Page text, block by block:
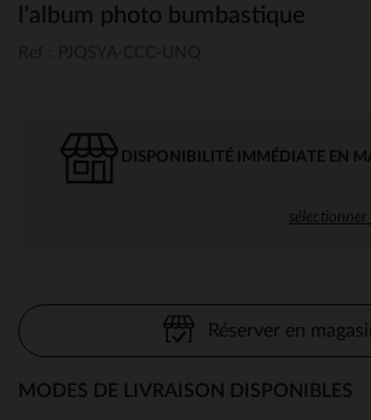
l'album photo bumbastique
DISPONIBILITÉ IMMÉDIATE EN
Réserver en
MODES DE LIVRAISON DISPONIBLES